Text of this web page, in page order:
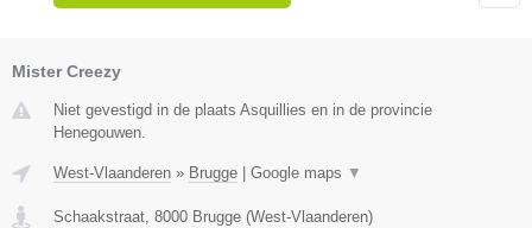
Mister Creezy
Niet gevestigd in de plaats Asquillies en in de provincie
Henegouwen.
West-Vlaanderen » Brugge Google maps ▼
Schaakstraat, 8000 Brugge (West-Vlaanderen)